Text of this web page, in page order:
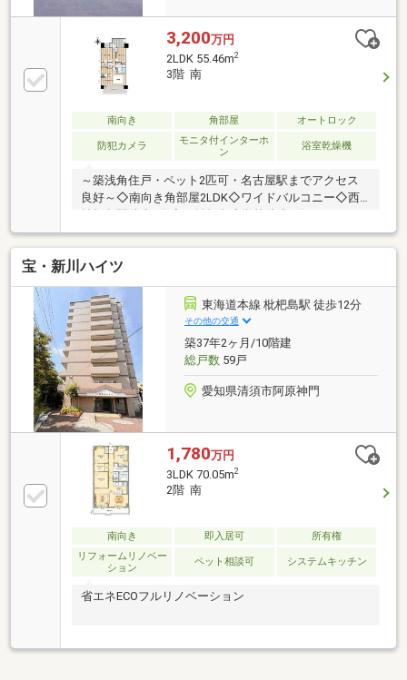
3,200万円
2LDK 55.46m2
3階 南
南向き 角部屋 オートロック
防犯カメラ
モニタ付インターホ
ン
浴室乾燥機
～築浅角住戸・ペット2匹可・名古屋駅までアクセス
良好～◇南向き角部屋2LDK◇ワイドバルコニー◇西
宝・新川ハイツ
東海道本線 枇杷島駅 徒歩12分
その他の交通
築37年2ヶ月/10階建
総戸数59戸
愛知県清須市阿原神門
1,780万円
3LDK 70.05m2
2階 南
南向き 即入居可
所有権
リフォームリノベー
ション
ペット相談可 システムキッチン
省エネECOフルリノベーション